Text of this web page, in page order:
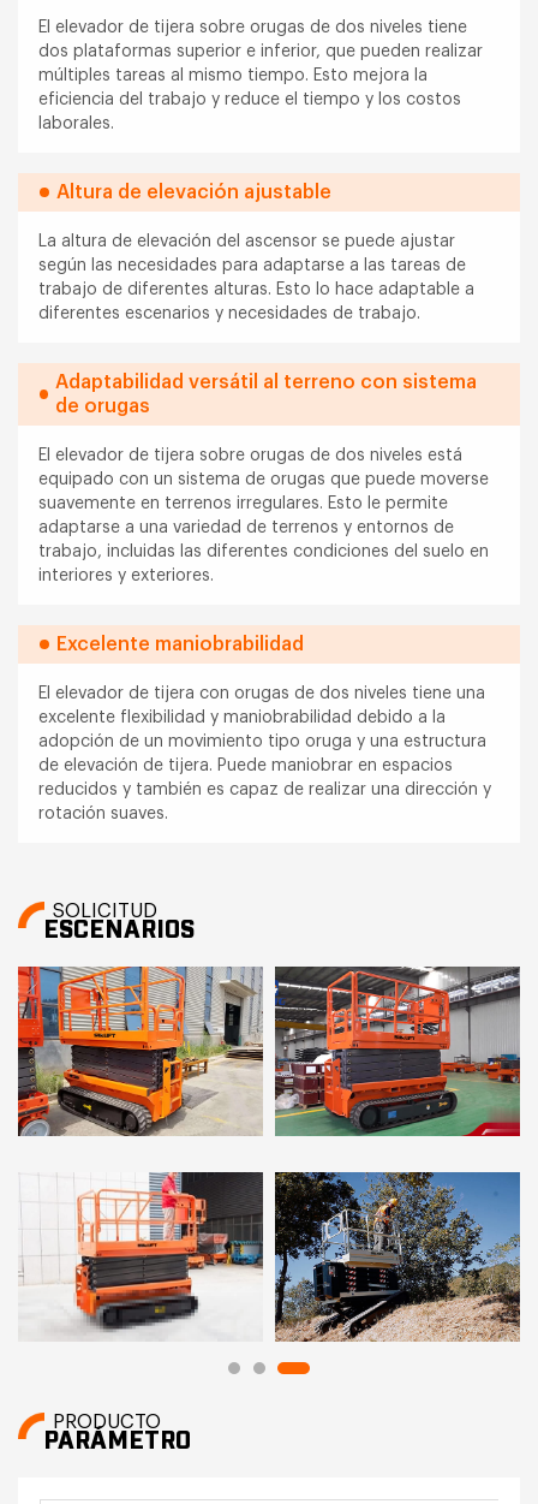
El elevador de tijera sobre orugas de dos niveles tiene
dos plataformas superior e inferior, que pueden realizar
múltiples tareas al mismo tiempo. Esto mejora la
eficiencia del trabajo y reduce el tiempo y los costos
laborales.
Altura de elevación ajustable
La altura de elevación del ascensor se puede ajustar
según las necesidades para adaptarse a las tareas de
trabajo de diferentes alturas. Esto lo hace adaptable a
diferentes escenarios y necesidades de trabajo.
Adaptabilidad versátil al terreno con sistema
de orugas
El elevador de tijera sobre orugas de dos niveles está
equipado con un sistema de orugas que puede moverse
suavemente en terrenos irregulares. Esto le permite
adaptarse a una variedad de terrenos y entornos de
trabajo, incluidas las diferentes condiciones del suelo en
interiores y exteriores.
Excelente maniobrabilidad
El elevador de tijera con orugas de dos niveles tiene una
excelente flexibilidad y maniobrabilidad debido a la
adopción de un movimiento tipo oruga y una estructura
de elevación de tijera. Puede maniobrar en espacios
reducidos y también es capaz de realizar una dirección y
rotación suaves.
SOLICITUD
ESCENARIOS
PRODUCTO
PARÁMETRO